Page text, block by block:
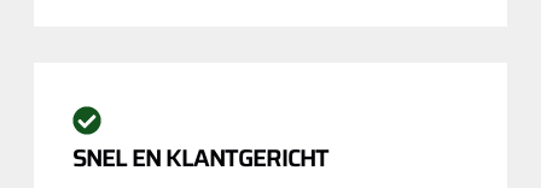
SNEL EN KLANTGERICHT